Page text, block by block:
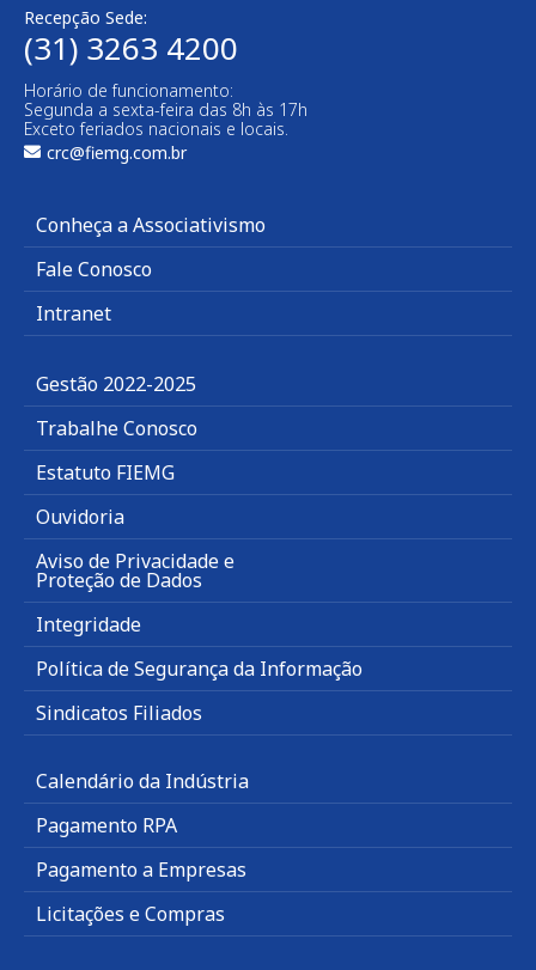
Recepção Sede:
(31) 3263 4200
Horário de funcionamento:
Segunda a sexta-feira das 8h às 17h
Exceto feriados nacionais e locais.
crc@fiemg.com.br
Conheça a Associativismo
Fale Conosco
Intranet
Gestão 2022-2025
Trabalhe Conosco
Estatuto FIEMG
Ouvidoria
Aviso de Privacidade e
Proteção de Dados
Integridade
Política de Segurança da Informação
Sindicatos Filiados
Calendário da Indústria
Pagamento RPA
Pagamento a Empresas
Licitações e Compras